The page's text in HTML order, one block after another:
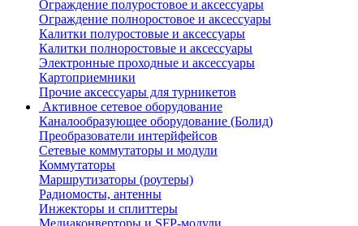
Ограждение полуростовое и аксессуары
Ограждение полноростовое и аксессуары
Калитки полуростовые и аксессуары
Калитки полноростовые и аксессуары
Электронные проходные и аксессуары
Картоприемники
Прочие аксессуары для турникетов
Активное сетевое оборудование
Каналообразующее оборудование (Болид)
Преобразователи интерйфейсов
Сетевые коммутаторы и модули
Коммутаторы
Маршрутизаторы (роутеры)
Радиомосты, антенны
Инжекторы и сплиттеры
Медиаконверторы и SFP-модули